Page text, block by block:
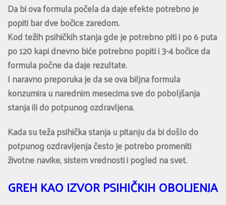
Da bi ova formula počela da daje efekte potrebno je
popiti bar dve bočice zaredom.
Kod težih psihičkih stanja gde je potrebno piti i po 6 puta
po 120 kapi dnevno biće potrebno popiti i 3-4 bočice da
formula počne da daje rezultate.
I naravno preporuka je da se ova biljna formula
konzumira u narednim mesecima sve do poboljšanja
stanja ili do potpunog ozdravljena.
Kada su teža psihička stanja u pitanju da bi došlo do
potpunog ozdravljenja često je potrebo promeniti
životne navike, sistem vrednosti i pogled na svet.
GREH KAO IZVOR PSIHIČKIH OBOLJENJA